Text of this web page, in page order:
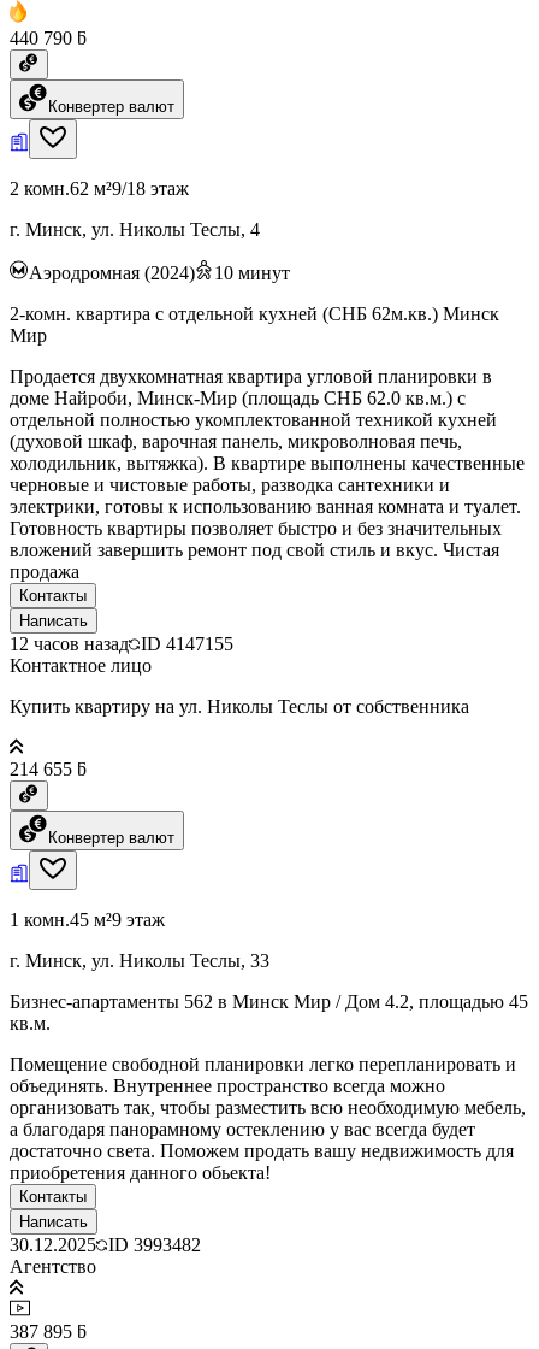
440 790 ƃ
Конвертер валют
2 комн.62 м²9/18 этаж
г. Минск, ул. Николы Теслы, 4
Аэродромная (2024) 10 минут
2-комн. квартира с отдельной кухней (СНБ 62м.кв.) Минск
Мир
Продается двухкомнатная квартира угловой планировки в
доме Найроби, Минск-Мир (площадь СНБ 62.0 кв.м.) с
отдельной полностью укомплектованной техникой кухней
(духовой шкаф, варочная панель, микроволновая печь,
холодильник, вытяжка). В квартире выполнены качественные
черновые и чистовые работы, разводка сантехники и
электрики, готовы к использованию ванная комната и туалет.
Готовность квартиры позволяет быстро и без значительных
вложений завершить ремонт под свой стиль и вкус. Чистая
продажа
Контакты
Написать
12 часов назад ID 4147155
Контактное лицо
Купить квартиру на ул. Николы Теслы от собственника
214 655 ƃ
Конвертер валют
1 комн.45 м²9 этаж
г. Минск, ул. Николы Теслы, 33
Бизнес-апартаменты 562 в Минск Мир / Дом 4.2, площадью 45
кв.м.
Помещение свободной планировки легко перепланировать и
объединять. Внутреннее пространство всегда можно
организовать так, чтобы разместить всю необходимую мебель,
а благодаря панорамному остеклению у вас всегда будет
достаточно света. Поможем продать вашу недвижимость для
приобретения данного обьекта!
Контакты
Написать
30.12.2025 ID 3993482
Агентство
387 895 ƃ